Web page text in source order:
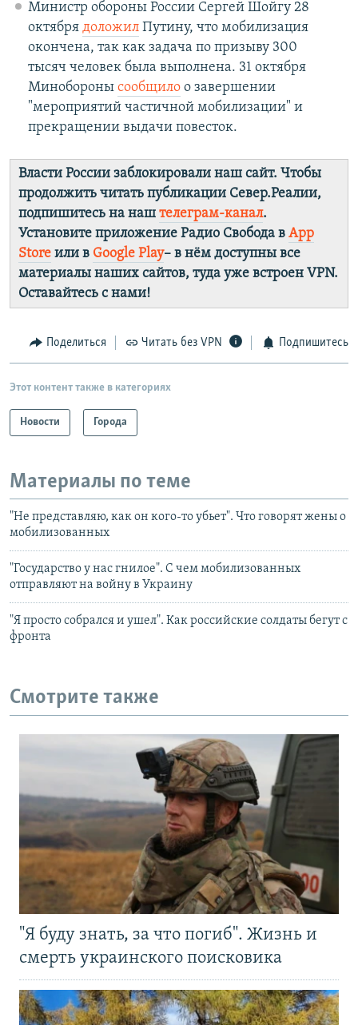
Министр обороны России Сергей Шойгу 28
октября доложилПутину, что мобилизация
окончена, так как задача по призыву 300
тысяч человек была выполнена. 31 октября
Минобороны сообщилоо завершении
"мероприятий частичной мобилизации" и
прекращении выдачи повесток.
Власти России заблокировали наш сайт. Чтобы
продолжить читать публикации Север.Реалии,
подпишитесь на наш телеграм-канал.
Установите приложение Радио Свобода в App
Store или в Google Play– в нём доступны все
материалы наших сайтов, туда уже встроен VPN.
Оставайтесь с нами!
Поделиться Читать без VPN Подпишитесь
Этот контент также в категориях
Новости Города
Материалы по теме
"Не представляю, как он кого-то убьет". Что говорят жены о
мобилизованных
"Государство у нас гнилое". С чем мобилизованных
отправляют на войну в Украину
"Я просто собрался и ушел". Как российские солдаты бегут с
фронта
Смотрите также
"Я буду знать, за что погиб". Жизнь и
смерть украинского поисковика